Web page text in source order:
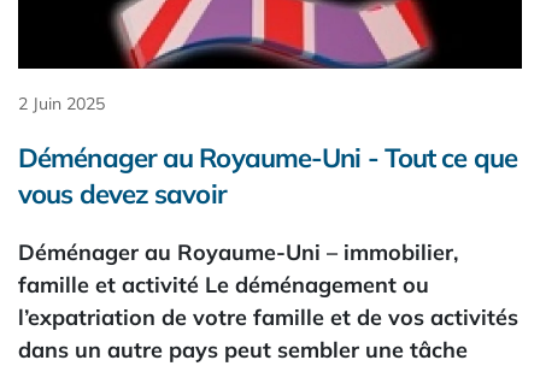
2 Juin 2025
Déménager au Royaume-Uni - Tout ce que
vous devez savoir
Déménager au Royaume-Uni – immobilier,
famille et activité Le déménagement ou
l’expatriation de votre famille et de vos activités
dans un autre pays peut sembler une tâche